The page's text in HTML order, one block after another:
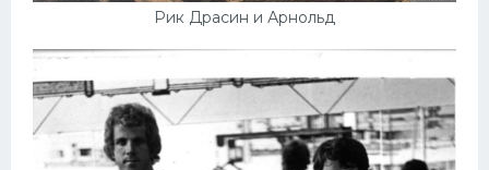
Рик Драсин и Арнольд